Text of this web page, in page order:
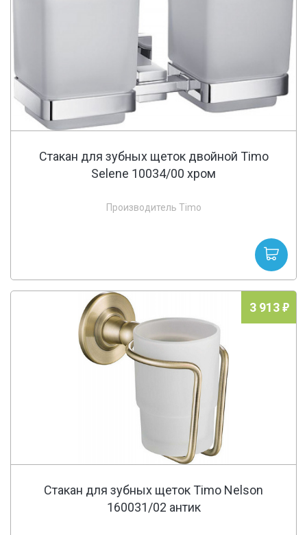
Стакан для зубных щеток двойной Timo
Selene 10034/00 хром
Производитель Timo
3 913
Стакан для зубных щеток Timo Nelson
160031/02 антик